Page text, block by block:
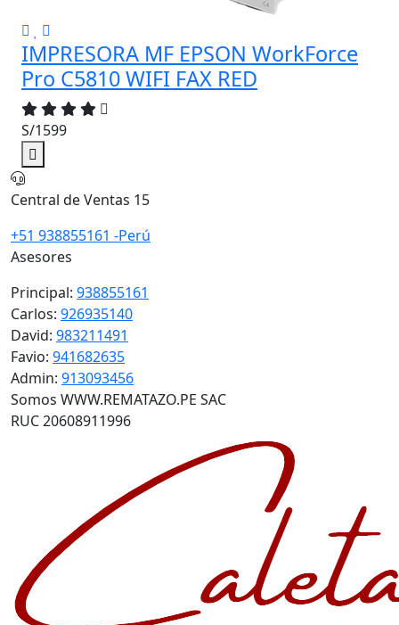
IMPRESORA MF EPSON WorkForce
Pro C5810 WIFI FAX RED
S/1599
Central de Ventas 15
+51 938855161 -Perú
Asesores
Principal: 938855161
Carlos: 926935140
David: 983211491
Favio: 941682635
Admin: 913093456
Somos WWW.REMATAZO.PE SAC
RUC 20608911996